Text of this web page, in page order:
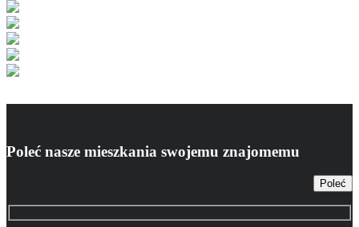
Poleć nasze mieszkania swojemu znajomemu
Poleć